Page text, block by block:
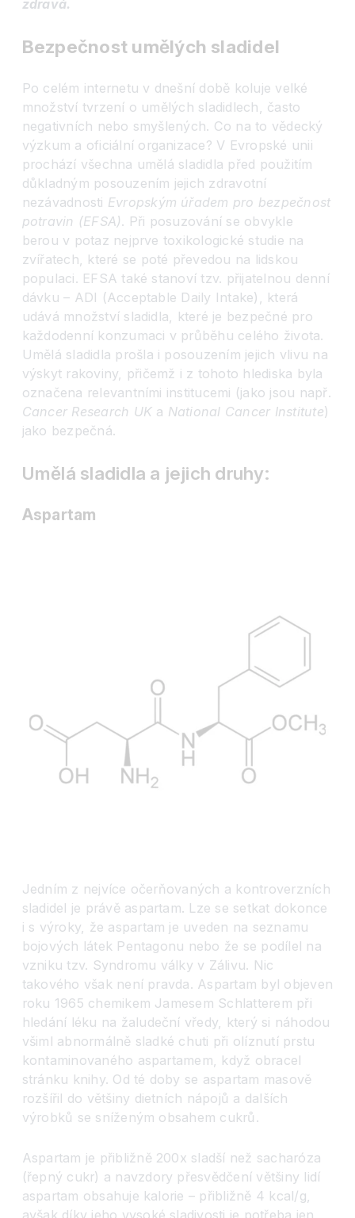
zdravá.
Bezpečnost umělých sladidel
Po celém internetu v dnešní době koluje velké
množství tvrzení o umělých sladidlech, často
negativních nebo smyšlených. Co na to vědecký
výzkum a oficiální organizace? V Evropské unii
prochází všechna umělá sladidla před použitím
důkladným posouzením jejich zdravotní
nezávadnosti Evropským úřadem pro bezpečnost
potravin (EFSA). Při posuzování se obvykle
berou v potaz nejprve toxikologické studie na
zvířatech, které se poté převedou na lidskou
populaci. EFSA také stanoví tzv. přijatelnou denní
dávku – ADI (Acceptable Daily Intake), která
udává množství sladidla, které je bezpečné pro
každodenní konzumaci v průběhu celého života.
Umělá sladidla prošla i posouzením jejich vlivu na
výskyt rakoviny, přičemž i z tohoto hlediska byla
označena relevantními institucemi (jako jsou např.
Cancer Research UK a National Cancer Institute)
jako bezpečná.
Umělá sladidla a jejich druhy:
Aspartam
Jedním z nejvíce očerňovaných a kontroverzních
sladidel je právě aspartam. Lze se setkat dokonce
i s výroky, že aspartam je uveden na seznamu
bojových látek Pentagonu nebo že se podílel na
vzniku tzv. Syndromu války v Zálivu. Nic
takového však není pravda. Aspartam byl objeven
roku 1965 chemikem Jamesem Schlatterem při
hledání léku na žaludeční vředy, který si náhodou
všiml abnormálně sladké chuti při olíznutí prstu
kontaminovaného aspartamem, když obracel
stránku knihy. Od té doby se aspartam masově
rozšířil do většiny dietních nápojů a dalších
výrobků se sníženým obsahem cukrů.
Aspartam je přibližně 200x sladší než sacharóza
(řepný cukr) a navzdory přesvědčení většiny lidí
aspartam obsahuje kalorie – přibližně 4 kcal/g,